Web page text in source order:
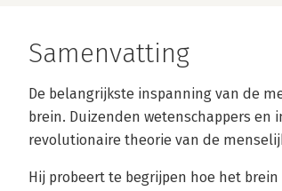
Samenvatting
De belangrijkste inspanning van de
brein. Duizenden wetenschappers en
revolutionaire theorie van de
Hij probeert te begrijpen hoe het